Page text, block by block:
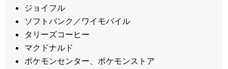
ジョイフル
ソフトバンク／ワイモバイル
タリーズコーヒー
マクドナルド
ポケモンセンター、ポケモンストア